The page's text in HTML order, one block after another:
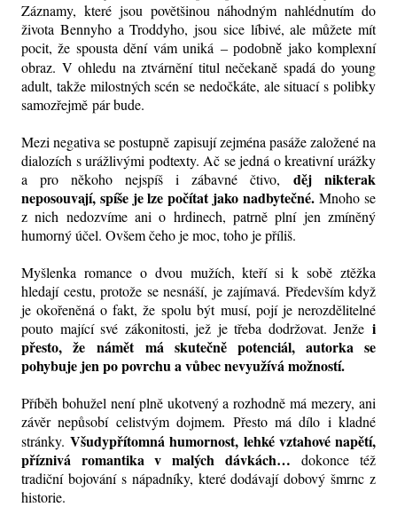
Záznamy, které jsou povětšinou náhodným nahlédnutím do
života Bennyho a Troddyho, jsou sice líbivé, ale můžete mít
pocit, že spousta dění vám uniká – podobně jako komplexní
obraz. V ohledu na ztvárnění titul nečekaně spadá do young
adult, takže milostných scén se nedočkáte, ale situací s polibky
samozřejmě pár bude.
Mezi negativa se postupně zapisují zejména pasáže založené na
dialozích s urážlivými podtexty. Ač se jedná o kreativní urážky
a pro někoho nejspíš i zábavné čtivo, děj nikterak
neposouvají, spíše je lze počítat jako nadbytečné.Mnoho se
z nich nedozvíme ani o hrdinech, patrně plní jen zmíněný
humorný účel. Ovšem čeho je moc, toho je příliš.
Myšlenka romance o dvou mužích, kteří si k sobě ztěžka
hledají cestu, protože se nesnáší, je zajímavá. Především když
je okořeněná o fakt, že spolu být musí, pojí je nerozdělitelné
pouto mající své zákonitosti, jež je třeba dodržovat. Jenže i
přesto, že námět má skutečně potenciál, autorka se
pohybuje jen po povrchu a vůbec nevyužívá možností.
Příběh bohužel není plně ukotvený a rozhodně má mezery, ani
závěr nepůsobí celistvým dojmem. Přesto má dílo i kladné
stránky.Všudypřítomná humornost, lehké vztahové napětí,
příznivá romantika v malých dávkách…dokonce též
tradiční bojování s nápadníky, které dodávají dobový šmrnc z
historie.